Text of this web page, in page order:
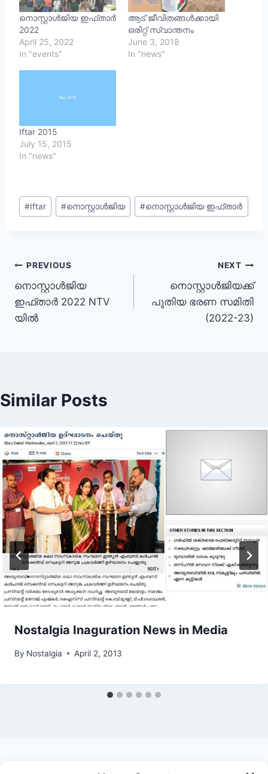
നൊസ്റ്റാൾജിയ ഇഫ്താർ
2022
April 25, 2022
In "events"
ആട് ജീവിതങ്ങൾക്കായി
ഒരിറ്റ് സ്വാന്തനം
June 3, 2018
In "news"
Iftar 2015
July 15, 2015
In "news"
Post
Tags:
#Iftar #നൊസ്റ്റാള്‍ജിയ #നൊസ്റ്റാൾജിയ ഇഫ്താർ
Post
navigation
PREVIOUS
നൊസ്റ്റാൾജിയ
ഇഫ്താർ 2022 NTV
യിൽ
NEXT
നൊസ്റ്റാൾജിയക്ക്‌
പുതിയ ഭരണ സമിതി
(2022-23)
Similar Posts
Nostalgia Inaguration News in Media
By Nostalgia April 2, 2013